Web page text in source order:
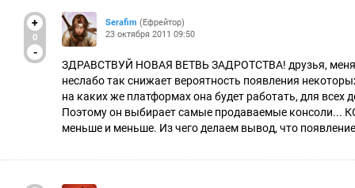
+
0
-
Serafim (Ефрейтор)
23 октября 2011 09:50
ЗДРАВСТВУЙ НОВАЯ ВЕТВЬ ЗАДРОТСТВА! друзья, меня
неслабо так снижает вероятность появления
на каких же платформах она будет работать, для всех
Поэтому он выбирает самые продаваемые консоли...
меньше и меньше. Из чего делаем вывод, что